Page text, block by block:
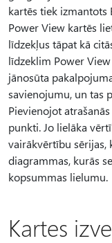
kartēs tiek izmantots
Power View kartēs
līdzekļus tāpat kā
līdzeklim Power
jānosūta
savienojumu, un tas
Pievienojot
punkti. Jo lielāka
vairākvērtību sērijas,
diagrammas, kurās
kopsummas lielumu.
Kartes